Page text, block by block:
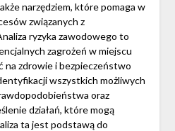
narzędziem, które pomaga w
związanych z
ryzyka zawodowego to
zagrożeń w miejscu
na zdrowie i bezpieczeństwo
wszystkich możliwych
oraz
działań, które mogą
ta jest podstawą do